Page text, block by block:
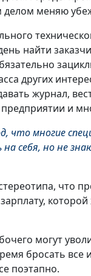
меняю
найти
других
журнал,
и
что многие
себя, но не
что
могут
бросать
поэтапно.